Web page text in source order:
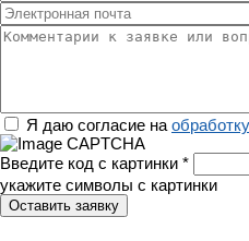
Электронная почта
Комментарии к заявке или
РегионЯ даю согласие на
Введите код с картинки *
укажите символы с картинки